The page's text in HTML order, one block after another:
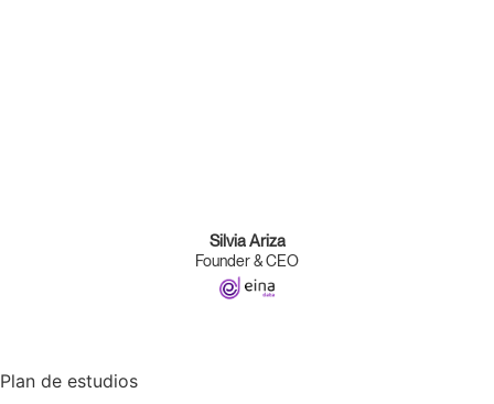
Silvia Ariza
Founder & CEO
Plan de estudios